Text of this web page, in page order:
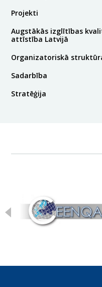
Projekti
Augstākās izglītības
attīstība Latvijā
Organizatoriskā
Sadarbība
Stratēģija